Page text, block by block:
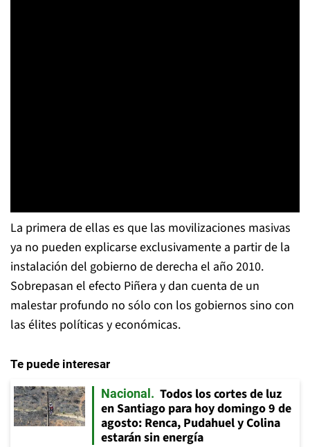
La primera de ellas es que las movilizaciones masivas
ya no pueden explicarse exclusivamente a partir de la
instalación del gobierno de derecha el año 2010.
Sobrepasan el efecto Piñera y dan cuenta de un
malestar profundo no sólo con los gobiernos sino con
las élites políticas y económicas.
Te puede interesar
Nacional
Todos los cortes de luz
en Santiago para hoy domingo 9 de
agosto: Renca, Pudahuel y Colina
estarán sin energía